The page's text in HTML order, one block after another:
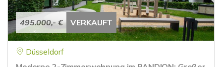
495.000,- € VERKAUFT
Düsseldorf